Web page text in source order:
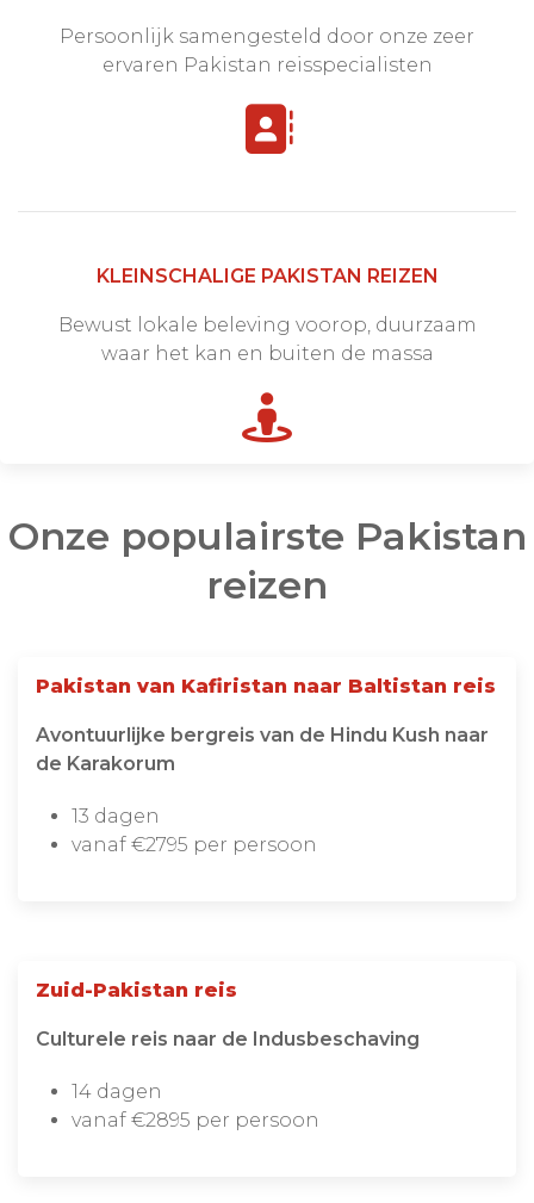
Persoonlijk samengesteld door onze zeer
ervaren Pakistan reisspecialisten
KLEINSCHALIGE PAKISTAN REIZEN
Bewust lokale beleving voorop, duurzaam
waar het kan en buiten de massa
Onze populairste Pakistan
reizen
Pakistan van Kafiristan naar Baltistan reis
Avontuurlijke bergreis van de Hindu Kush naar
de Karakorum
13 dagen
vanaf €2795 per persoon
Zuid-Pakistan reis
Culturele reis naar de Indusbeschaving
14 dagen
vanaf €2895 per persoon